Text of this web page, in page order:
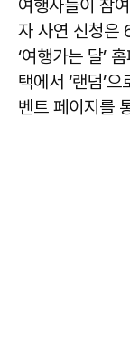
여행사들이 참
자 사연 신청은
‘여행가는 달’
택에서 ‘랜덤’
벤트 페이지를